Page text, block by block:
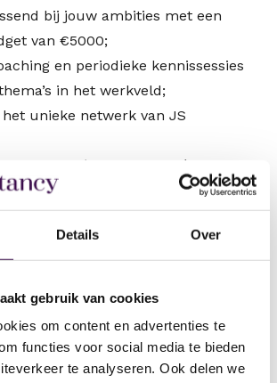
Details Over
gebruik van cookies
om content en advertenties te
functies voor social media te bieden
te analyseren. Ook delen we
bij jouw ambities met een
van €5000;
en periodieke kennissessies
in het werkveld;
het unieke netwerk van JS
telefoon (die je ook privé mag
NS Businesskaart of,
je reistijd, de mogelijkheid tot
een gezellige groep collega’s en
(uurtarief in overleg),